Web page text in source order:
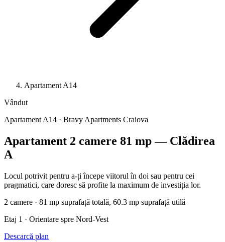
Apartament A14
Vândut
Apartament A14 · Bravy Apartments Craiova
Apartament 2 camere 81 mp — Clădirea
A
Locul potrivit pentru a-ți începe viitorul în doi sau pentru cei
pragmatici, care doresc să profite la maximum de investiția lor.
2 camere · 81 mp suprafață totală, 60.3 mp suprafață utilă
Etaj 1 · Orientare spre Nord-Vest
Descarcă plan